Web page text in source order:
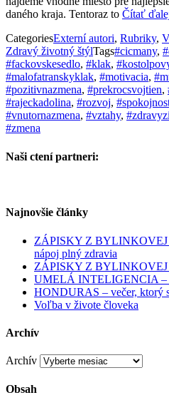
daného kraja. Tentoraz to Čítať
CategoriesExterní autori, Rubriky,
Zdravý životný štýlTags#cicmany,
#fackovskesedlo, #klak,
#malofatranskyklak, #motivacia,
#pozitivnazmena, #prekrocsvojtien,
#rajeckadolina, #rozvoj,
#vnutornazmena, #vztahy,
#zmena
Naši ctení partneri:
Najnovšie články
ZÁPISKY Z
nápoj plný zdravia
ZÁPISKY Z BYLINKOVEJ
UMELÁ INTELIGENCIA –
HONDURAS – večer, ktorý
Voľba v živote človeka
Archív
Archív
Obsah